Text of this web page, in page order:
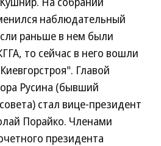
наблюдательный
раньше в нем были
то сейчас в него вошли
Главой
Русина (бывший
стал вице-президент
Порайко. Членами
президента